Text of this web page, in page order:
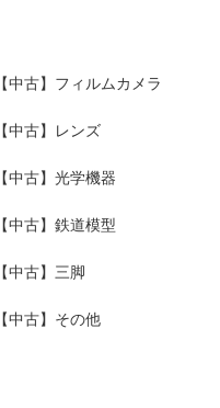
【中古】フィルムカメラ
【中古】レンズ
【中古】光学機器
【中古】鉄道模型
【中古】三脚
【中古】その他